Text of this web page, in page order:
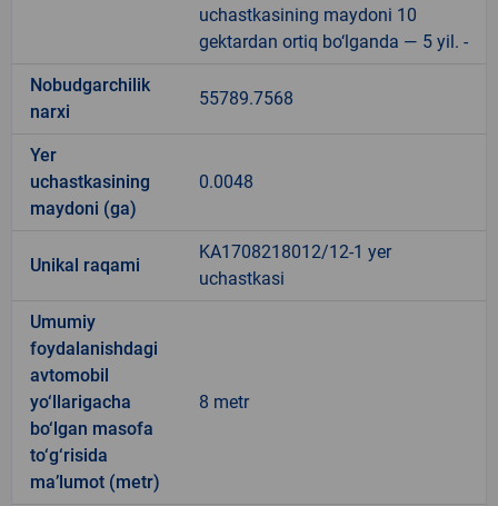
uchastkasining maydoni 10
gektardan ortiq bo‘lganda — 5 yil. -
Nobudgarchilik
narxi
55789.7568
Yer
uchastkasining
maydoni (ga)
0.0048
Unikal raqami
KA1708218012/12-1 yer
uchastkasi
Umumiy
foydalanishdagi
avtomobil
yo‘llarigacha
bo‘lgan masofa
to‘g‘risida
ma’lumot (metr)
8 metr